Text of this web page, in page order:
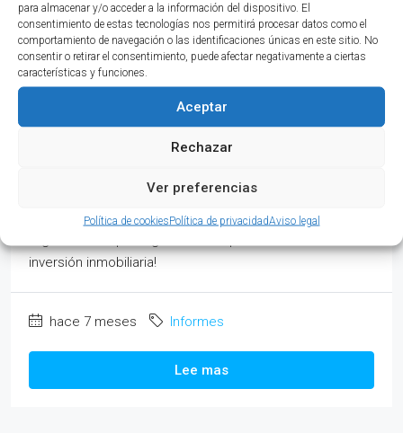
para almacenar y/o acceder a la información del dispositivo. El
consentimiento de estas tecnologías nos permitirá procesar datos como el
comportamiento de navegación o las identificaciones únicas en este sitio. No
consentir o retirar el consentimiento, puede afectar negativamente a ciertas
características y funciones.
Aceptar
Rechazar
Ver preferencias
Política de cookiesPolítica de privacidadAviso legal
Situación inmobiliaria en
Baleares: Análisis y
Descubre el potencial del mercado inmobiliario en Illes
ventajas y características que lo hacen único y atractivo.
¡No te pierdas esta oportunidad de conocer una de las
inversión inmobiliaria!
hace 7 meses Informes
Lee mas